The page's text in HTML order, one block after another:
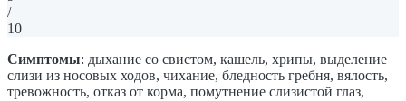
/
10
Симптомы: дыхание со свистом, кашель, хрипы, выделение
слизи из носовых ходов, чихание, бледность гребня, вялость,
тревожность, отказ от корма, помутнение слизистой глаз,